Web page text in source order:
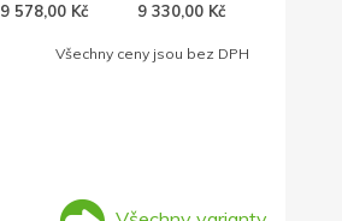
9 578,00 Kč 9 330,00 Kč
Všechny ceny jsou bez DPH